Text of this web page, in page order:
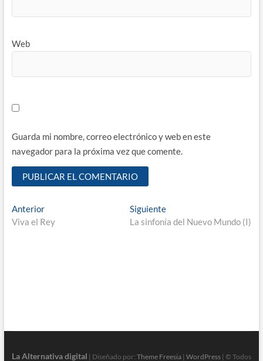
Web
Guarda mi nombre, correo electrónico y web en este
navegador para la próxima vez que comente.
Navegación
de
AnteriorEntrada
anterior:
Viva el Rey
SiguienteEntrada
siguiente:
La sinfonía del Nuevo Mundo (I)
La Alternativa digital | Diseñado por: Theme Freesia| WordPress| © Todos